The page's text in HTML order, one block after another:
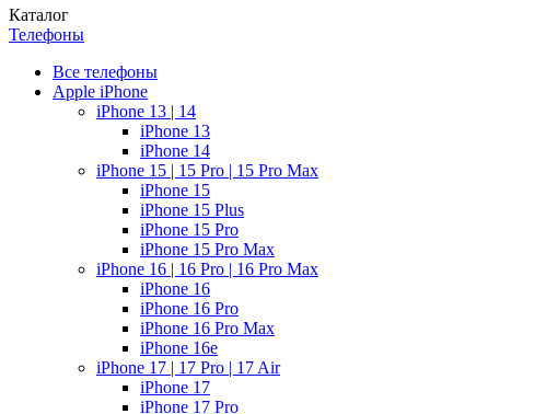
Каталог
Телефоны
Все телефоны
Apple iPhone
iPhone 13 | 14
iPhone 13
iPhone 14
iPhone 15 | 15 Pro | 15 Pro Max
iPhone 15
iPhone 15 Plus
iPhone 15 Pro
iPhone 15 Pro Max
iPhone 16 | 16 Pro | 16 Pro Max
iPhone 16
iPhone 16 Pro
iPhone 16 Pro Max
iPhone 16e
iPhone 17 | 17 Pro | 17 Air
iPhone 17
iPhone 17 Pro